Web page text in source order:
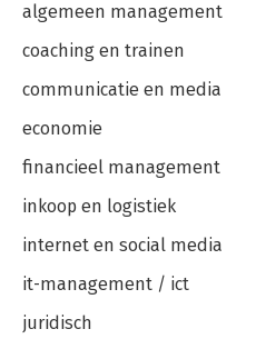
algemeen management
coaching en trainen
communicatie en media
economie
financieel management
inkoop en logistiek
internet en social media
it-management / ict
juridisch